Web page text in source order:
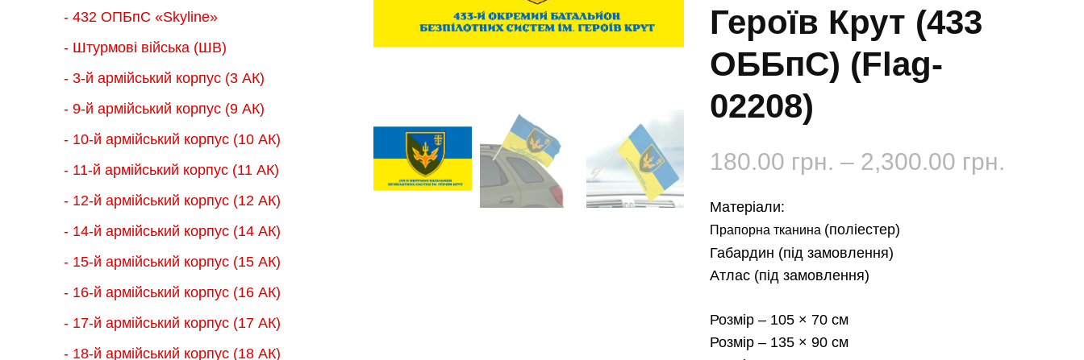
Героїв Крут (433
ОББпС) (Flag-
02208)
180.00 грн. – 2,300.00 грн.
Матеріали:
Прапорна тканина (поліестер)
Габардин (під замовлення)
Атлас (під замовлення)
Розмір – 105 × 70 см
Розмір – 135 × 90 см
- 432 ОПБпС «Skyline»
- Штурмові війська (ШВ)
- 3-й армійський корпус (3 АК)
- 9-й армійський корпус (9 АК)
- 10-й армійський корпус (10 АК)
- 11-й армійський корпус (11 АК)
- 12-й армійський корпус (12 АК)
- 14-й армійський корпус (14 АК)
- 15-й армійський корпус (15 АК)
- 16-й армійський корпус (16 АК)
- 17-й армійський корпус (17 АК)
- 18-й армійський корпус (18 AК)